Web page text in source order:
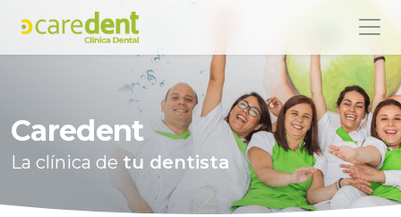
Caredent
La clínica de tu dentista